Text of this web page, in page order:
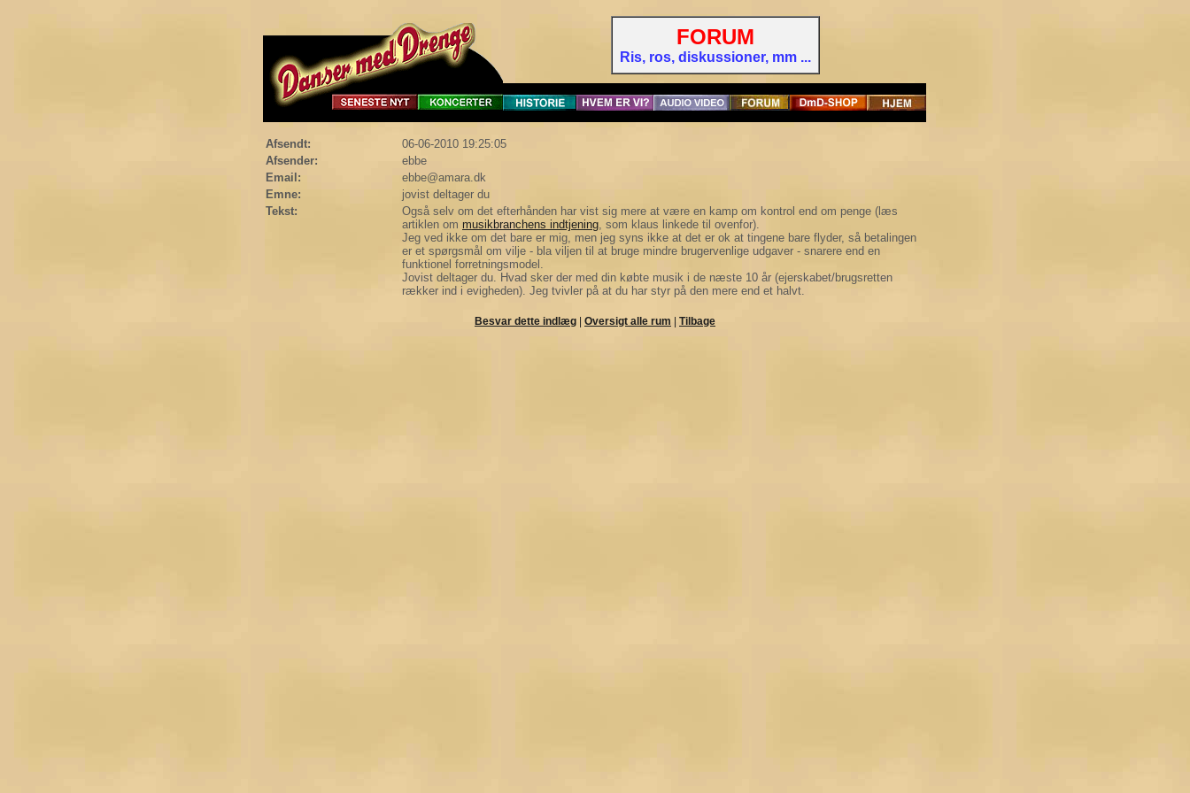
FORUM
Ris, ros, diskussioner, mm ...
Afsendt:
06-06-2010 19:25:05
Afsender:
ebbe
Email:
ebbe@amara.dk
Emne:
jovist deltager du
Tekst:
Også selv om det efterhånden har vist sig mere at være en kamp om kontrol end om penge (læs
artiklen om musikbranchens indtjening, som klaus linkede til ovenfor).
Jeg ved ikke om det bare er mig, men jeg syns ikke at det er ok at tingene bare flyder, så betalingen
er et spørgsmål om vilje - bla viljen til at bruge mindre brugervenlige udgaver - snarere end en
funktionel forretningsmodel.
Jovist deltager du. Hvad sker der med din købte musik i de næste 10 år (ejerskabet/brugsretten
rækker ind i evigheden). Jeg tvivler på at du har styr på den mere end et halvt.
Besvar dette indlæg Oversigt alle rum Tilbage